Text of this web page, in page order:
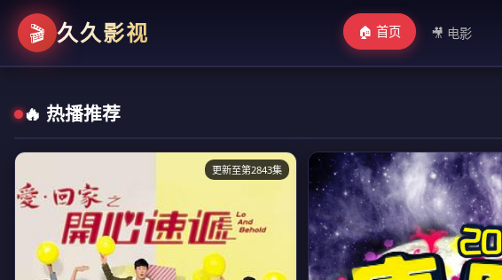
🎬 久久影视 🏠 首页 🎥 电影
🔥 热播推荐
更新至第2843集